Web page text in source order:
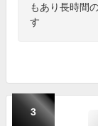
もあり長時間
す
3